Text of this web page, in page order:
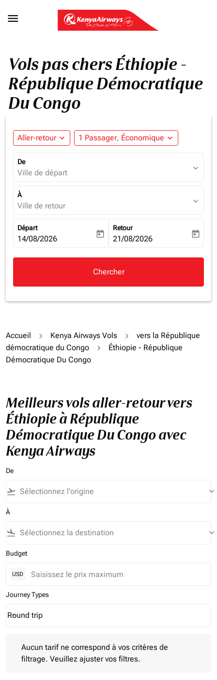

Vols pas chers Éthiopie -
République Démocratique
Du Congo
Aller-retour expand_more 1 Passager, Économique expand_more
De
Ville de départ expand_more
À
Ville de retour expand_more
Départ
fc-booking-departure-date-aria-label
14/08/2026 today
Retour
fc-booking-return-date-aria-
21/08/2026 today
Chercher
Accueil Kenya Airways Vols
vers la République
démocratique du Congo
Éthiopie - République
Démocratique Du Congo
Meilleurs vols aller-retour vers
Éthiopie à République
Démocratique Du Congo avec
Kenya Airways
De
flight_takeoff keyboard_arrow_down
À
flight_land keyboard_arrow_down
Budget
USD
Journey Types
Journey Types option Round trip Selected
Round trip
keyboard_arrow_down
Aucun tarif ne correspond à vos critères de
filtrage. Veuillez ajuster vos filtres.